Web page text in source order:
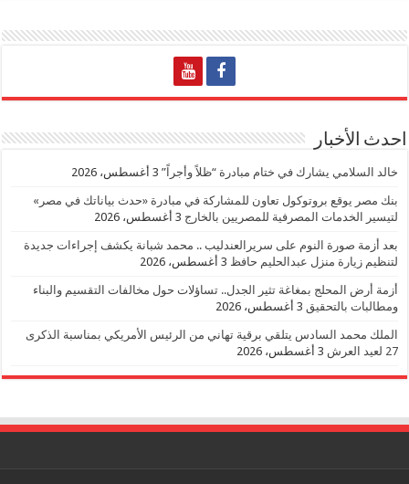
احدث الأخبار
خالد السلامي يشارك في ختام مبادرة “ظلاً وأجراً” 3 أغسطس، 2026
بنك مصر يوقع بروتوكول تعاون للمشاركة في مبادرة «حدث بياناتك في مصر»
لتيسير الخدمات المصرفية للمصريين بالخارج 3 أغسطس، 2026
بعد أزمة صورة النوم على سريرالعندليب .. محمد شبانة يكشف إجراءات جديدة
لتنظيم زيارة منزل عبدالحليم حافظ 3 أغسطس، 2026
أزمة أرض المحلج بمغاغة تثير الجدل.. تساؤلات حول مخالفات التقسيم والبناء
ومطالبات بالتحقيق 3 أغسطس، 2026
الملك محمد السادس يتلقي برقية تهاني من الرئيس الأمريكي بمناسبة الذكرى
27 لعيد العرش
3 أغسطس، 2026